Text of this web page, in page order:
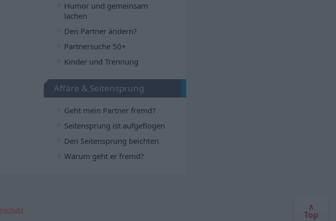
Humor und gemeinsam
lachen
Den Partner ändern?
Partnersuche 50+
Kinder und Trennung
Affäre & Seitensprung
Geht mein Partner fremd?
Seitensprung ist aufgeflogen
Den Seitensprung beichten
Warum geht er fremd?
∧
Top